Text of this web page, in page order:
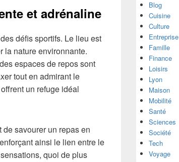
et adrénaline
défis sportifs. Le lieu est
la nature environnante.
espaces de repos sont
tout en admirant le
un refuge idéal
savourer un repas en
ainsi le lien entre le
quoi de plus
Blog
Cuisine
Culture
Entreprise
Famille
Finance
Loisirs
Lyon
Maison
Mobilité
Santé
Sciences
Société
Tech
Voyage